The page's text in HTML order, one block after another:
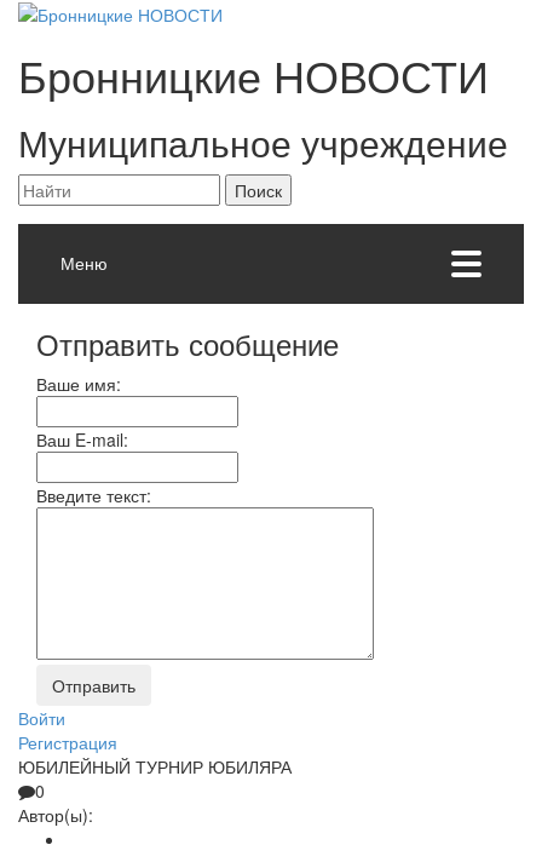
Бронницкие НОВОСТИ
Муниципальное учреждение
Меню
Отправить сообщение
Ваше имя:
Ваш E-mail:
Введите текст:
Войти
Регистрация
ЮБИЛЕЙНЫЙ ТУРНИР ЮБИЛЯРА
0
Автор(ы):